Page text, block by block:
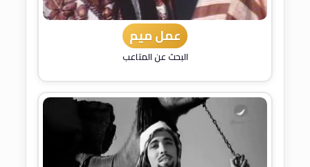
عمل ميم
البحث عن المتاعب